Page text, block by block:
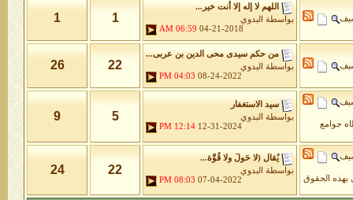
اللهم لا إله إلا أنت خير...
بواسطة
البدوي
04-21-2018
06:59 AM
1
1
من حكم سيدى محى الدين بن عربى...
بواسطة
البدوي
08-24-2022
04:03 PM
22
26
جوامع
سيد الاستغفار
بواسطة
البدوي
12-31-2024
12:14 PM
5
9
بهذه الحقوق
يُقال (لا حَولَ ولا قُوَّة...
بواسطة
البدوي
07-04-2022
08:03 PM
22
24